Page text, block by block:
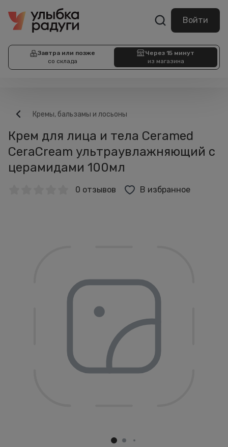
Войти
Завтра или позже
со склада
Через 15 минут
из магазина
Кремы, бальзамы и лосьоны
Крем для лица и тела Ceramed
CeraCream ультраувлажняющий с
церамидами 100мл
0 отзывов В избранное